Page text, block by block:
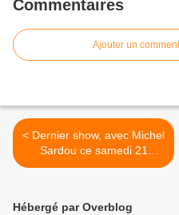
Commentaires
Ajouter un
< Dernier show, avec Michel
Sardou ce samedi 21
octobre sur France 2.
Hébergé par Overblog